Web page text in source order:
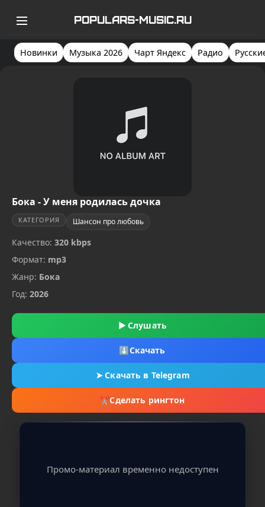
POPULARS-MUSIC.RU
Новинки Музыка 2026 Чарт Яндекс Радио
Бока - У меня родилась дочка
КАТЕГОРИЯ Шансон про любовь
Качество: 320 kbps
Формат: mp3
Жанр: Бока
Год: 2026
▶ Слушать
⬇Скачать
➤Скачать в Telegram
✂Сделать рингтон
Промо-материал временно недоступен